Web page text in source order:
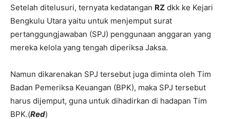
Setelah ditelusuri, ternyata kedatangan RZ dkk ke Kejari
Bengkulu Utara yaitu untuk menjemput surat
pertanggungjawaban (SPJ) penggunaan anggaran yang
mereka kelola yang tengah diperiksa Jaksa.
Namun dikarenakan SPJ tersebut juga diminta oleh Tim
Badan Pemeriksa Keuangan (BPK), maka SPJ tersebut
harus dijemput, guna untuk dihadirkan di hadapan Tim
BPK.(Red)